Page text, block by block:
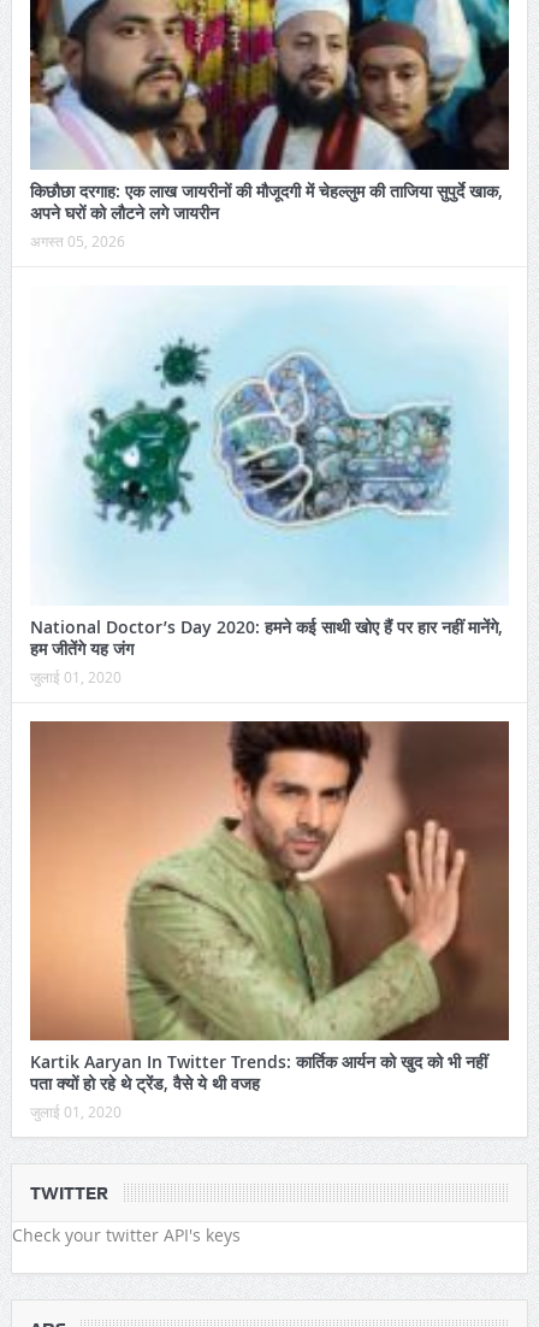
किछौछा दरगाह: एक लाख जायरीनों की मौजूदगी में चेहल्लुम की ताजिया सुपुर्दे खाक,
अपने घरों को लौटने लगे जायरीन
अगस्त 05, 2026
National Doctor’s Day 2020: हमने कई साथी खोए हैं पर हार नहीं मानेंगे,
हम जीतेंगे यह जंग
जुलाई 01, 2020
Kartik Aaryan In Twitter Trends: कार्तिक आर्यन को खुद को भी नहीं
पता क्यों हो रहे थे ट्रेंड, वैसे ये थी वजह
जुलाई 01, 2020
TWITTER
Check your twitter API's keys